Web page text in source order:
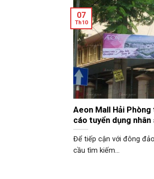
Aeon Mall Hải
cáo tuyển dụng nhân
Để tiếp cận với đông
cầu tìm kiếm...
07
Th10